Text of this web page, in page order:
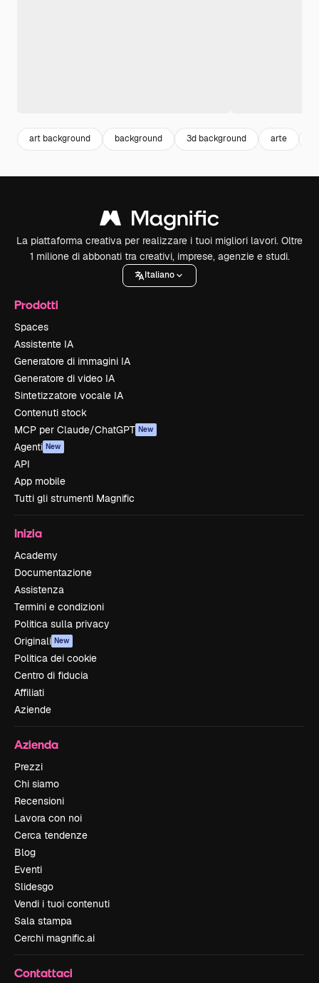
art background background 3d background arte
La piattaforma creativa per realizzare i tuoi migliori lavori. Oltre
1 milione di abbonati tra creativi, imprese, agenzie e studi.
Italiano
Prodotti
Spaces
Assistente IA
Generatore di immagini IA
Generatore di video IA
Sintetizzatore vocale IA
Contenuti stock
MCP per Claude/ChatGPT New
Agenti New
API
App mobile
Tutti gli strumenti Magnific
Inizia
Academy
Documentazione
Assistenza
Termini e condizioni
Politica sulla privacy
Originali New
Politica dei cookie
Centro di fiducia
Affiliati
Aziende
Azienda
Prezzi
Chi siamo
Recensioni
Lavora con noi
Cerca tendenze
Blog
Eventi
Slidesgo
Vendi i tuoi contenuti
Sala stampa
Cerchi magnific.ai
Contattaci